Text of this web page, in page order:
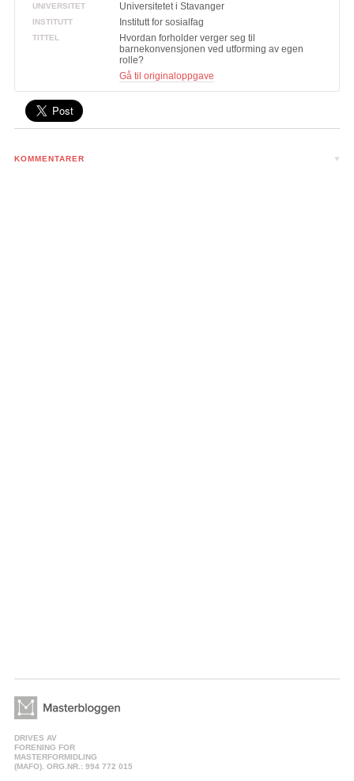
UNIVERSITET Universitetet i Stavanger
INSTITUTT Institutt for sosialfag
TITTEL
Hvordan forholder verger seg til
barnekonvensjonen ved utforming av egen
rolle?
Gå til originaloppgave
KOMMENTARER
DRIVES AV
FORENING FOR
MASTERFORMIDLING
(MAFO). ORG.NR.: 994 772 015